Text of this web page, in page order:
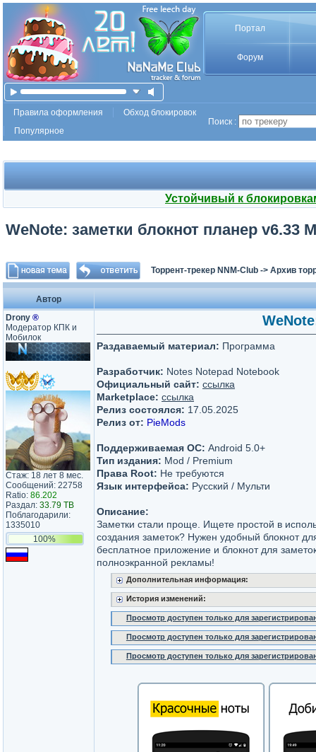
Портал
Форум
Правила оформления
Обход блокировок
Популярное
Поиск :
Устойчивый к
WeNote: заметки блокнот планер v6.33
Торрент-трекер NNM-Club -> Архив
Автор
Drony ®
Модератор КПК и
Мобилок
Стаж: 18 лет 8 мес.
Сообщений: 22758
Ratio: 86.202
Раздал: 33.79 TB
Поблагодарили:
1335010
100%
Раздаваемый материал: Программа
Разработчик: Notes Notepad Notebook
Официальный сайт: ссылка
Marketplace: ссылка
Релиз состоялся: 17.05.2025
Релиз от: PieMods
Поддерживаемая ОС: Android 5.0+
Тип издания: Mod / Premium
Права Root: Не требуются
Язык интерфейса: Русский / Мульти
Описание:
Заметки стали проще. Ищете простой в
создания заметок? Нужен удобный блокнот
бесплатное приложение и блокнот для
полноэкранной рекламы!
Дополнительная информация:
История изменений:
Просмотр доступен только для
Просмотр доступен только для
Просмотр доступен только для